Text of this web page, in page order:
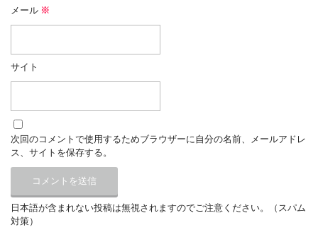
メール ※
サイト
次回のコメントで使用するためブラウザーに自分の名前、メールアドレ
ス、サイトを保存する。
日本語が含まれない投稿は無視されますのでご注意ください。（スパム
対策）